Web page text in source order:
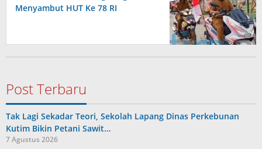
Menyambut HUT Ke 78 RI
Post Terbaru
Tak Lagi Sekadar Teori, Sekolah Lapang Dinas Perkebunan
Kutim Bikin Petani Sawit…
7 Agustus 2026